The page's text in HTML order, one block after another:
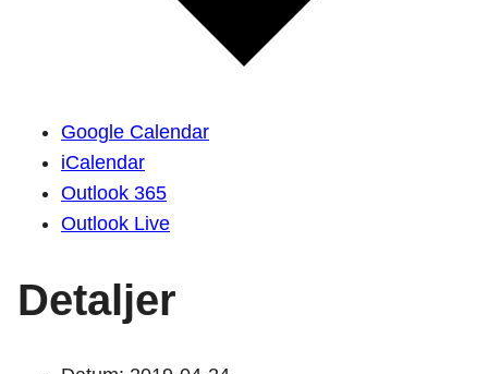
Google Calendar
iCalendar
Outlook 365
Outlook Live
Detaljer